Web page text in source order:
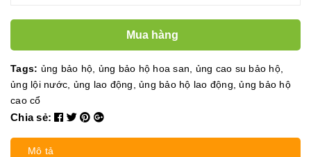
Mua hàng
Tags: ủng bảo hộ ủng bảo hộ hoa san ủng cao su bảo hộ,
ủng lội nước ủng lao động ủng bảo hộ lao động ,ủng bảo hộ
cao cổ
Chia sẻ:
Mô tả